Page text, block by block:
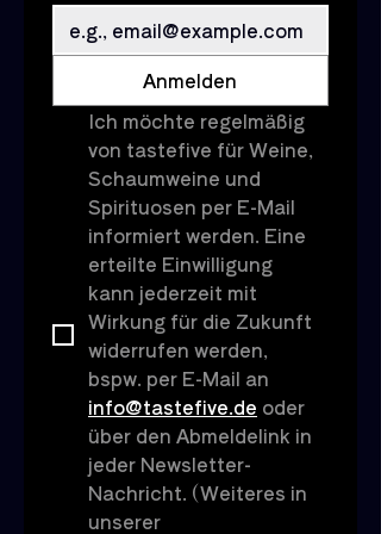
R: 10 °C
Lagerfähigkeit: bei optimalen
Temperatur- und
Jahre
Speisenempfehlung: Ideal zu Käse
und Dessert oder auch Kuchen
und Eiscreme.
Anmelden
Ich möchte regelmäßig
von tastefive für Weine,
Schaumweine und
Spirituosen per E-Mail
informiert werden. Eine
erteilte Einwilligung
kann jederzeit mit
Wirkung für die Zukunft
widerrufen werden,
info@tastefive.de oder
über den Abmeldelink in
jeder Newsletter-
Nachricht. (Weiteres in
unserer